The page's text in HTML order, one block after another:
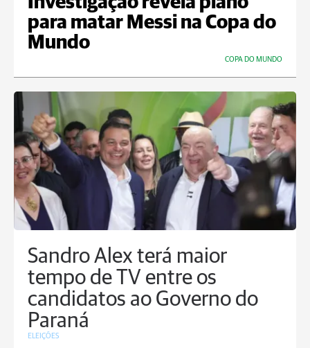
para matar Messi na Copa do
Mundo
COPA DO MUNDO
Sandro Alex terá maior
tempo de TV entre os
candidatos ao Governo do
Paraná
ELEIÇÕES